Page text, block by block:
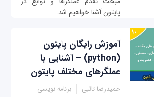
پایتون آشنا خواهیم شد.
آموزش رایگان پایتون
(python) – آشنایی با
عملگرهای مختلف پایتون
حمیدرضا تائبی
برنامه نویسی